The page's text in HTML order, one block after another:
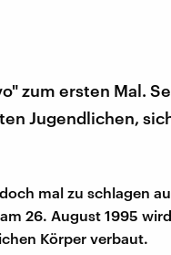
zum ersten Mal.
Jugendlichen,
mal zu schlagen
26. August 1995
Körper verbaut.